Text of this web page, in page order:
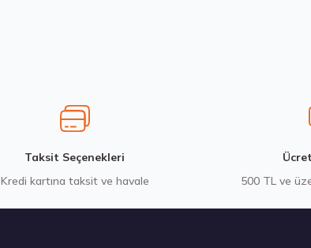
Sava 215/55 R17 98W XL Intensa UHP 2 FP Yaz
4.675,00 ₺
Taksit Seçenekleri
Kredi kartına taksit ve havale
500 TL ve